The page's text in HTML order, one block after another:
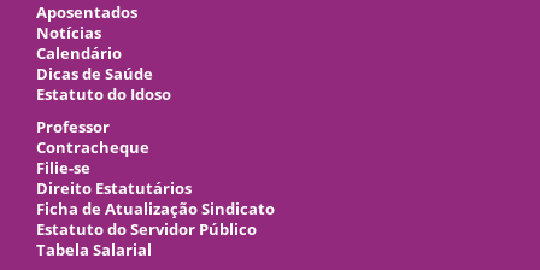
Aposentados
Notícias
Calendário
Dicas de Saúde
Estatuto do Idoso
Professor
Contracheque
Filie-se
Direito Estatutários
Ficha de Atualização Sindicato
Estatuto do Servidor Público
Tabela Salarial